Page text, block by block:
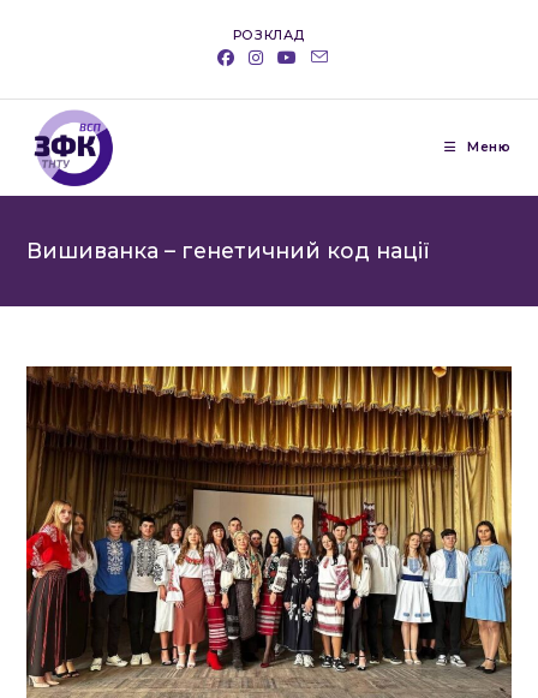
РОЗКЛАД
Меню
Вишиванка – генетичний код нації